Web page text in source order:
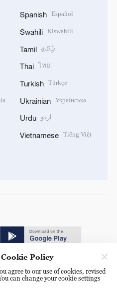
Spanish Español
Swahili Kiswahili
Tamil தமிழ்
Thai ไทย
Turkish Türkçe
Ukrainian Українська
Urdu اردو
Vietnamese Tiếng Việt
All Rights Reserved. 16A
Policy
agree to our use of cookies, revised
can change your cookie settings